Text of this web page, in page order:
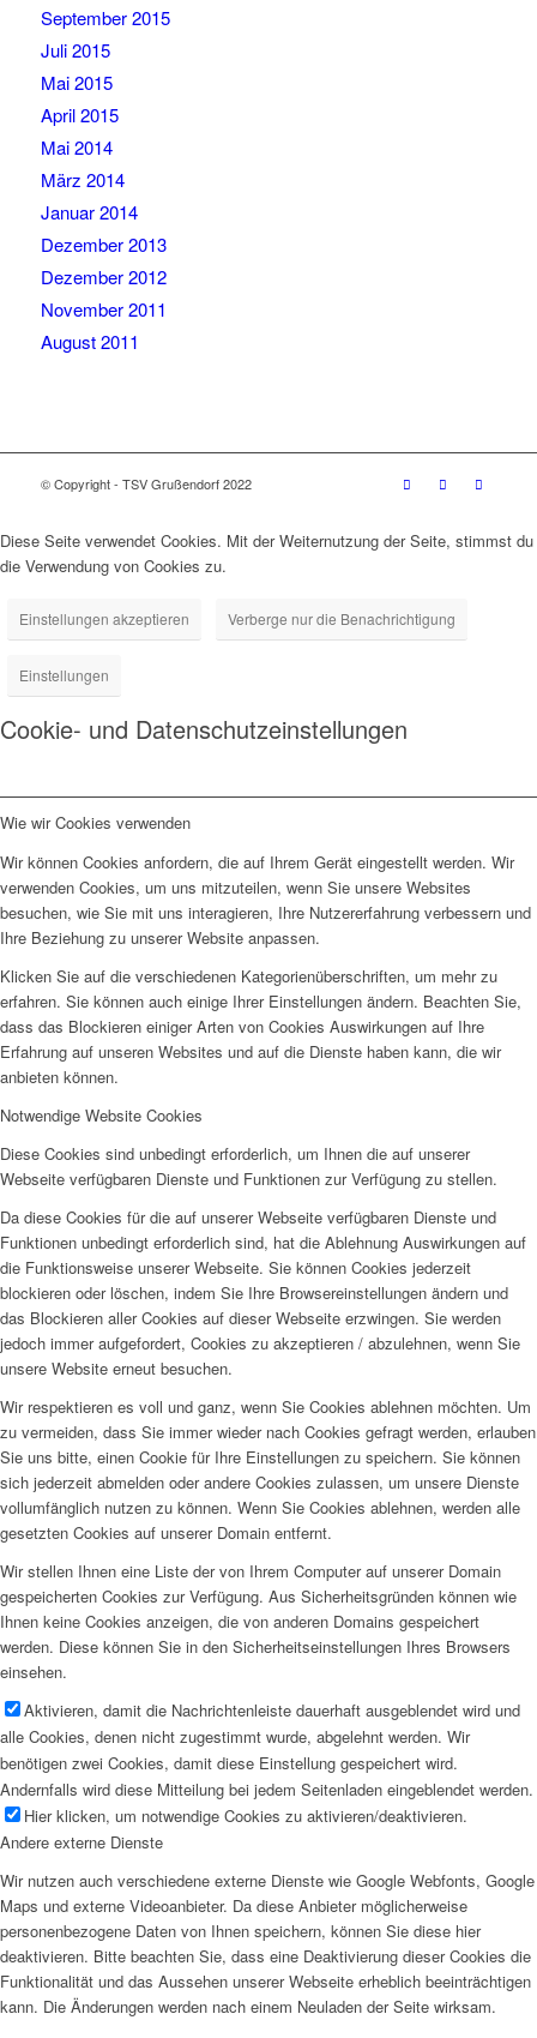
September 2015
Juli 2015
Mai 2015
April 2015
Mai 2014
März 2014
Januar 2014
Dezember 2013
Dezember 2012
November 2011
August 2011
© Copyright - TSV Grußendorf 2022
Diese Seite verwendet Cookies. Mit der Weiternutzung der Seite, stimmst du
die Verwendung von Cookies zu.
Einstellungen akzeptieren Verberge nur die Benachrichtigung
Einstellungen
Cookie- und Datenschutzeinstellungen
Wie wir Cookies verwenden
Wir können Cookies anfordern, die auf Ihrem Gerät eingestellt werden. Wir
verwenden Cookies, um uns mitzuteilen, wenn Sie unsere Websites
besuchen, wie Sie mit uns interagieren, Ihre Nutzererfahrung verbessern und
Ihre Beziehung zu unserer Website anpassen.
Klicken Sie auf die verschiedenen Kategorienüberschriften, um mehr zu
erfahren. Sie können auch einige Ihrer Einstellungen ändern. Beachten Sie,
dass das Blockieren einiger Arten von Cookies Auswirkungen auf Ihre
Erfahrung auf unseren Websites und auf die Dienste haben kann, die wir
anbieten können.
Notwendige Website Cookies
Diese Cookies sind unbedingt erforderlich, um Ihnen die auf unserer
Webseite verfügbaren Dienste und Funktionen zur Verfügung zu stellen.
Da diese Cookies für die auf unserer Webseite verfügbaren Dienste und
Funktionen unbedingt erforderlich sind, hat die Ablehnung Auswirkungen auf
die Funktionsweise unserer Webseite. Sie können Cookies jederzeit
blockieren oder löschen, indem Sie Ihre Browsereinstellungen ändern und
das Blockieren aller Cookies auf dieser Webseite erzwingen. Sie werden
jedoch immer aufgefordert, Cookies zu akzeptieren / abzulehnen, wenn Sie
unsere Website erneut besuchen.
Wir respektieren es voll und ganz, wenn Sie Cookies ablehnen möchten. Um
zu vermeiden, dass Sie immer wieder nach Cookies gefragt werden, erlauben
Sie uns bitte, einen Cookie für Ihre Einstellungen zu speichern. Sie können
sich jederzeit abmelden oder andere Cookies zulassen, um unsere Dienste
vollumfänglich nutzen zu können. Wenn Sie Cookies ablehnen, werden alle
gesetzten Cookies auf unserer Domain entfernt.
Wir stellen Ihnen eine Liste der von Ihrem Computer auf unserer Domain
gespeicherten Cookies zur Verfügung. Aus Sicherheitsgründen können wie
Ihnen keine Cookies anzeigen, die von anderen Domains gespeichert
werden. Diese können Sie in den Sicherheitseinstellungen Ihres Browsers
einsehen.
Aktivieren, damit die Nachrichtenleiste dauerhaft ausgeblendet wird und
alle Cookies, denen nicht zugestimmt wurde, abgelehnt werden. Wir
benötigen zwei Cookies, damit diese Einstellung gespeichert wird.
Andernfalls wird diese Mitteilung bei jedem Seitenladen eingeblendet werden.
Hier klicken, um notwendige Cookies zu aktivieren/deaktivieren.
Andere externe Dienste
Wir nutzen auch verschiedene externe Dienste wie Google Webfonts, Google
Maps und externe Videoanbieter. Da diese Anbieter möglicherweise
personenbezogene Daten von Ihnen speichern, können Sie diese hier
deaktivieren. Bitte beachten Sie, dass eine Deaktivierung dieser Cookies die
Funktionalität und das Aussehen unserer Webseite erheblich beeinträchtigen
kann. Die Änderungen werden nach einem Neuladen der Seite wirksam.